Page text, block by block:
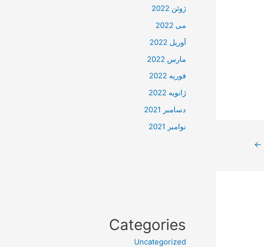
←
ژوئن 2022
می 2022
آوریل 2022
مارس 2022
فوریه 2022
ژانویه 2022
دسامبر 2021
نوامبر 2021
Categories
Uncategorized